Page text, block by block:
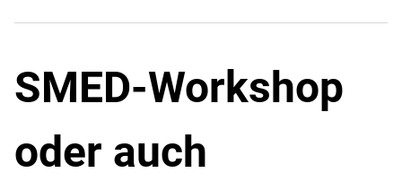
SMED-Workshop
oder auch